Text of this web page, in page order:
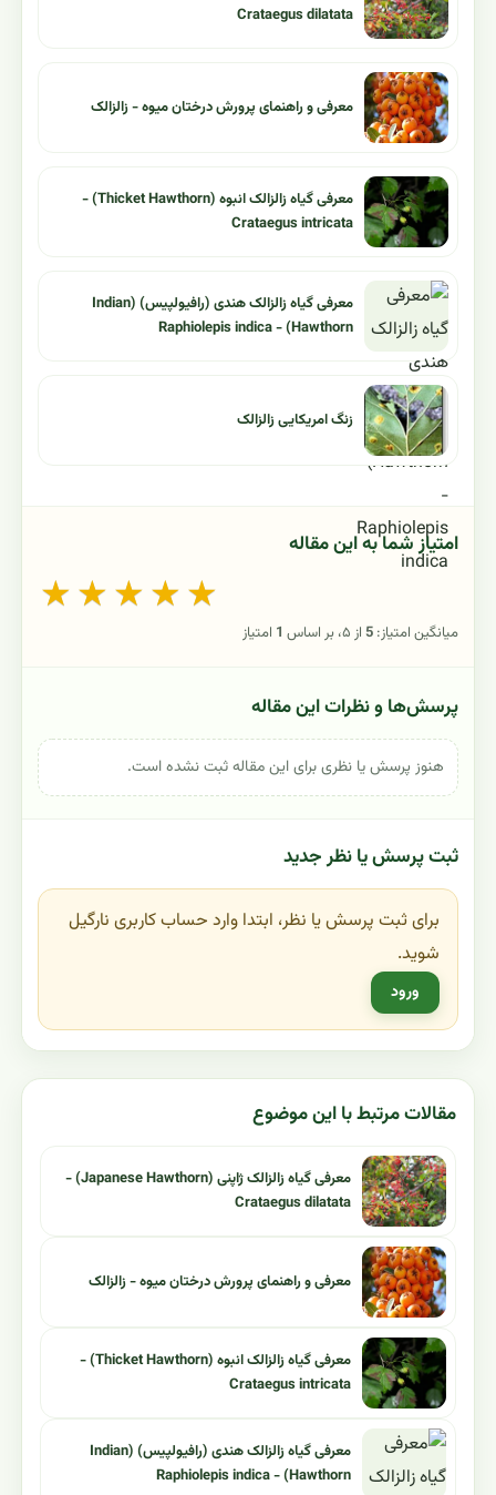
Crataegus dilatata
معرفی و راهنمای پرورش درختان میوه - زالزالک
معرفی گیاه زالزالک انبوه (Thicket Hawthorn) -
Crataegus intricata
معرفی گیاه زالزالک هندی (رافیولپیس) (Indian
Hawthorn) - Raphiolepis indica
زنگ امریکایی زالزالک
امتیاز شما به این مقاله
★ ★ ★ ★ ★
میانگین امتیاز: 5از ۵، بر اساس 1 امتیاز
پرسش‌ها و نظرات این مقاله
هنوز پرسش یا نظری برای این مقاله ثبت نشده است.
ثبت پرسش یا نظر جدید
برای ثبت پرسش یا نظر، ابتدا وارد حساب کاربری نارگیل
شوید.
ورود
مقالات مرتبط با این موضوع
معرفی گیاه زالزالک ژاپنی (Japanese Hawthorn) -
Crataegus dilatata
معرفی و راهنمای پرورش درختان میوه - زالزالک
معرفی گیاه زالزالک انبوه (Thicket Hawthorn) -
Crataegus intricata
معرفی گیاه زالزالک هندی (رافیولپیس) (Indian
Hawthorn) - Raphiolepis indica